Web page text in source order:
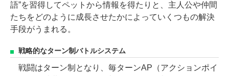
語”を習得してペットから情報を得たりと、主人公や仲間
たちをどのように成長させたかによっていくつもの解決
手段がうまれる。
戦略的なターン制バトルシステム
戦闘はターン制となり、毎ターンAP（アクションポイ